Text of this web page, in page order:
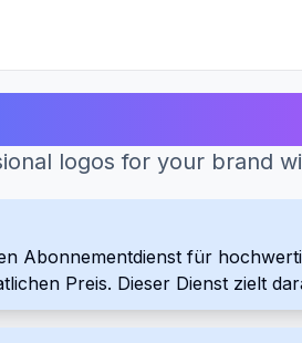
logos for your brand
Abonnementdienst für
Preis. Dieser Dienst zielt